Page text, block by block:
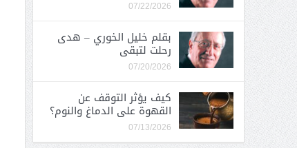
07/22/2026
بقلم خليل الخوري – هدى
رحلت لتبقى
07/20/2026
كيف يؤثر التوقف عن
القهوة على الدماغ والنوم؟
07/13/2026